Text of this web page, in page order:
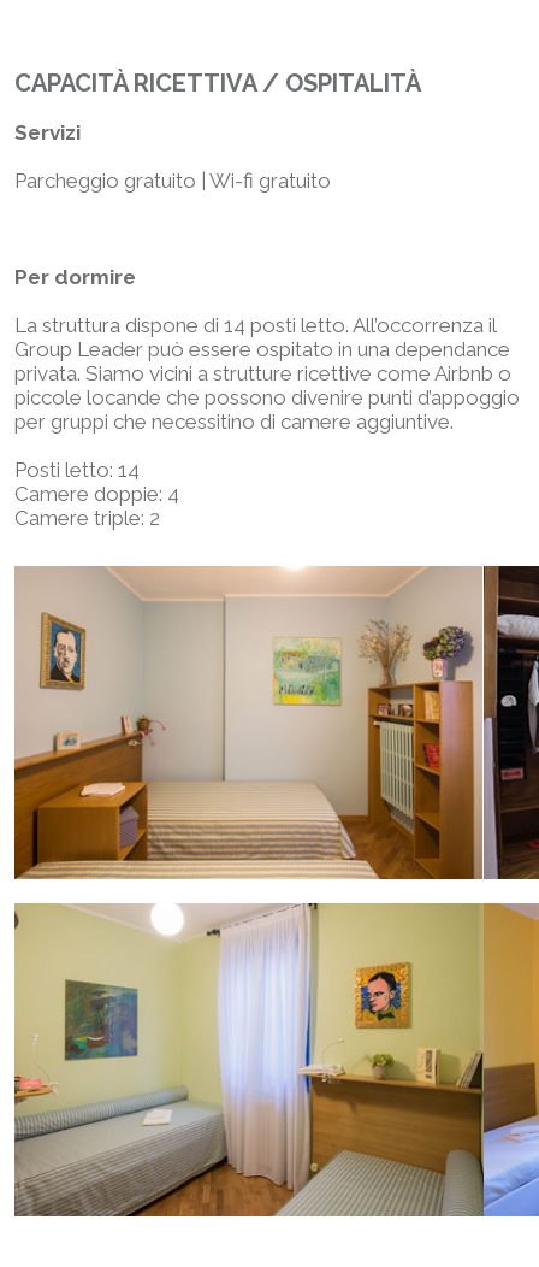
CAPACITÀ RICETTIVA / OSPITALITÀ
Servizi
Parcheggio gratuito | Wi-fi gratuito
Per dormire
La struttura dispone di 14 posti letto. All’occorrenza il
Group Leader può essere ospitato in una dependance
privata. Siamo vicini a strutture ricettive come Airbnb o
piccole locande che possono divenire punti d’appoggio
per gruppi che necessitino di camere aggiuntive.
Posti letto: 14
Camere doppie: 4
Camere triple: 2